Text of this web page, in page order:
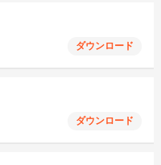
ダウンロード
ダウンロード